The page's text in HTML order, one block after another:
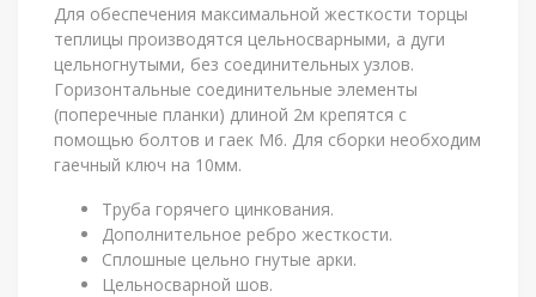
Для обеспечения максимальной жесткости торцы
теплицы производятся цельносварными, а дуги
цельногнутыми, без соединительных узлов.
Горизонтальные соединительные элементы
(поперечные планки) длиной 2м крепятся с
помощью болтов и гаек М6. Для сборки необходим
гаечный ключ на 10мм.
Труба горячего цинкования.
Дополнительное ребро жесткости.
Сплошные цельно гнутые арки.
Цельносварной шов.